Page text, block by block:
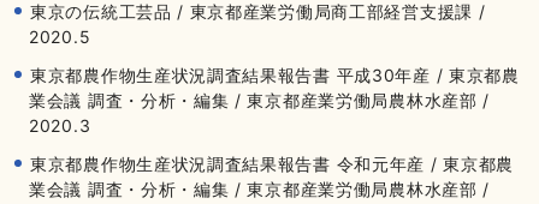
東京の伝統工芸品 / 東京都産業労働局商工部経営支援課 /
2020.5
東京都農作物生産状況調査結果報告書 平成30年産 / 東京都農
業会議 調査・分析・編集 / 東京都産業労働局農林水産部 /
2020.3
東京都農作物生産状況調査結果報告書 令和元年産 / 東京都農
業会議 調査・分析・編集 / 東京都産業労働局農林水産部 /